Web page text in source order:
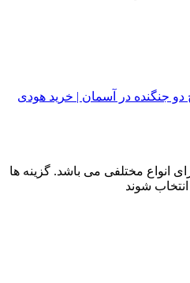
انواع مختلفی می باشد. گزینه ها
شوند